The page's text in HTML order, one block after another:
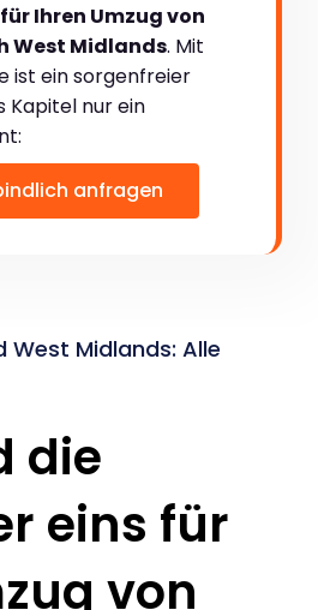
Ihren Umzug von
West Midlands. Mit
ist ein sorgenfreier
Kapitel nur ein
anfragen
West Midlands: Alle
die
eins für
von